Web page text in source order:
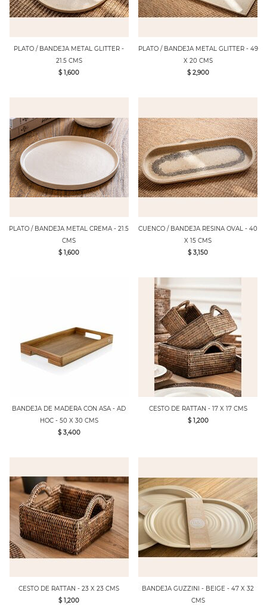
PLATO / BANDEJA METAL GLITTER -
21.5 CMS
$ 1,600
PLATO / BANDEJA METAL GLITTER - 49
X 20 CMS
$ 2,900
PLATO / BANDEJA METAL CREMA - 21.5
CMS
$ 1,600
CUENCO / BANDEJA RESINA OVAL - 40
X 15 CMS
$ 3,150
BANDEJA DE MADERA CON ASA - AD
HOC - 50 X 30 CMS
$ 3,400
CESTO DE RATTAN - 17 X 17 CMS
$ 1,200
CESTO DE RATTAN - 23 X 23 CMS
$ 1,200
BANDEJA GUZZINI - BEIGE - 47 X 32
CMS